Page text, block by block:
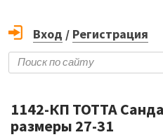
Вход / Регистрация
1142-КП ТОТТА
размеры 27-31